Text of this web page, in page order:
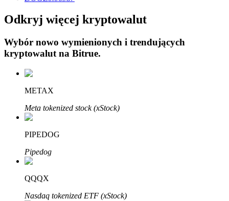
Automatyczna inwestycja
Zdobądź długoterminowy zysk i elastyczne zainteresowania
Naucz się stakingu
Odkryj więcej kryptowalut
Wybór nowo wymienionych i trendujących
kryptowalut na Bitrue.
METAX
Meta tokenized stock (xStock)
PIPEDOG
Pipedog
QQQX
Nasdaq tokenized ETF (xStock)